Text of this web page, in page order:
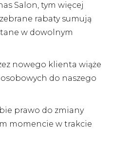
Salon, tym więcej
rabaty sumują
w dowolnym
nowego klienta wiąże
do naszego
prawo do zmiany
momencie w trakcie